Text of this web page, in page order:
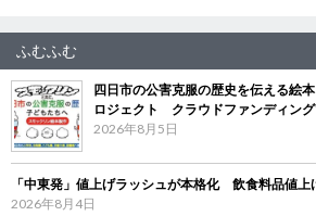
ふむふむ
四日市の公害克服の歴史を伝える絵
ロジェクト クラウドファンディン
2026年8月5日
「中東発」値上げラッシュが本格化 飲食料品値上
2026年8月4日